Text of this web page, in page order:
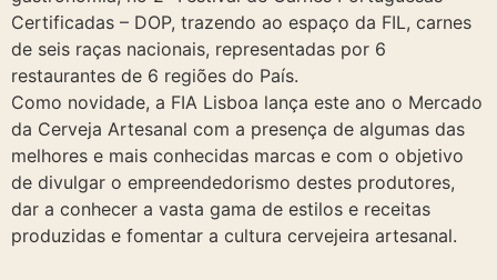
Certificadas – DOP, trazendo ao espaço da FIL, carnes
de seis raças nacionais, representadas por 6
restaurantes de 6 regiões do País.
Como novidade, a FIA Lisboa lança este ano o Mercado
da Cerveja Artesanal com a presença de algumas das
melhores e mais conhecidas marcas e com o objetivo
de divulgar o empreendedorismo destes produtores,
dar a conhecer a vasta gama de estilos e receitas
produzidas e fomentar a cultura cervejeira artesanal.